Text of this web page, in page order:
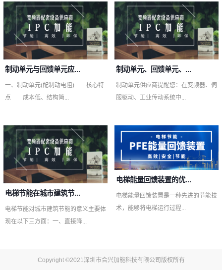
制动单元与回馈单元应...
一、制动单元(配制动电阻) 核心特
点 成本低、结构简...
制动单元、回馈单元、...
制动单元供应商提醒您：在变频器、伺
服驱动、工业传动系统中...
电梯节能在城市建筑节...
电梯节能对城市建筑节能的意义主要体
现在以下三方面：一、直接降...
电梯能量回馈装置的优...
电梯能量回馈装置是一种先进的节能技
术，能够将电梯运行过程...
Copyright ©2021深圳市合兴加能科技有限公司版权所有